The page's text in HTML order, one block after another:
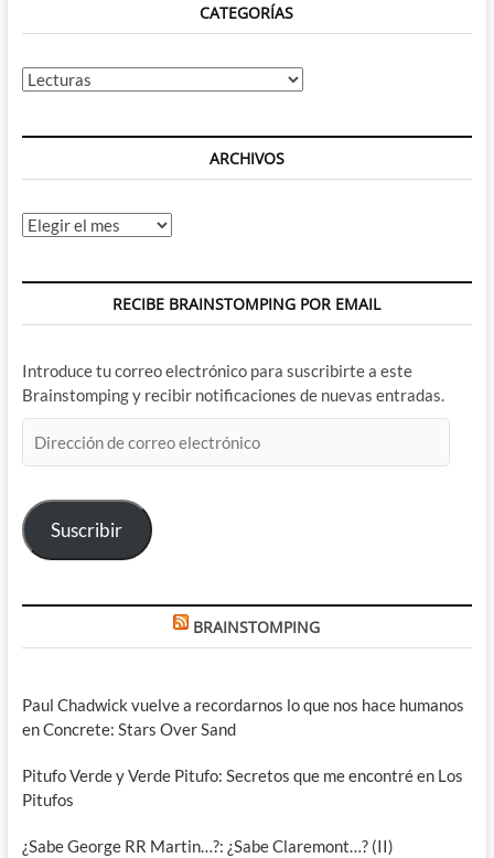
CATEGORÍAS
Categorías
ARCHIVOS
Archivos
RECIBE BRAINSTOMPING POR EMAIL
Introduce tu correo electrónico para suscribirte a este
Brainstomping y recibir notificaciones de nuevas entradas.
de
electrónico
Suscribir
BRAINSTOMPING
Paul Chadwick vuelve a recordarnos lo que nos hace humanos
en Concrete: Stars Over Sand
Pitufo Verde y Verde Pitufo: Secretos que me encontré en Los
Pitufos
¿Sabe George RR Martin…?: ¿Sabe Claremont…? (II)